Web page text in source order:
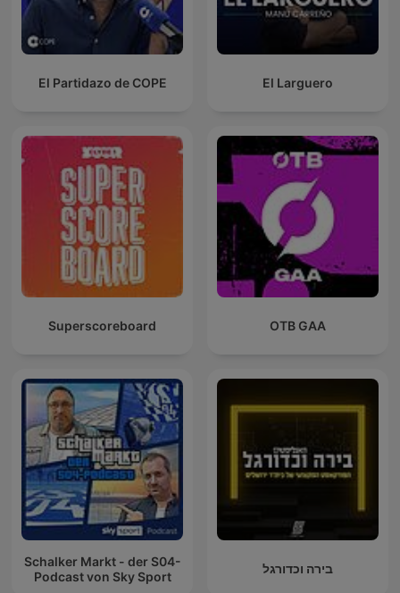
El Partidazo de COPE El Larguero
Superscoreboard OTB GAA
Schalker Markt - der S04-
Podcast von Sky Sport
בירה וכדורגל